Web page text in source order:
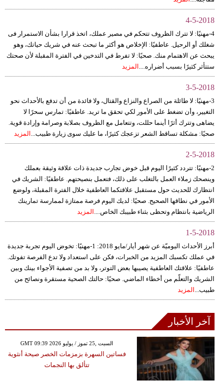
4-5-2018
4-مهنيًا: لا تترك الظروف تتحكم في مصير عملك، اتخذ قرارا بشأن الاستمرار فى
شغلك أو الرحيل. عاطفيًا: الإخلاص هو أكثر ما تبحث عنه في شريك حياتك، وهو
يبحث عن الاهتمام منك. صحيًا: لا تفرط في التدخين في الفترة المقبلة لأن صحتك
ستتأثر كثيرًا بسبب أضراره.... المزيد
3-5-2018
3-مهنيًا: لا طائلة من الصراع والنزاع والقتال، ولا فائدة من أن تدفع بالأحداث نحو
التغيير، وأن تضغط على الأمور لكي تحقق ما تريد. عاطفيًا: تمارس سحرًا لا
يضاهى وتترك أثرًا أينما حللت، وتتعامل مع الظروف بصلابة وصرامة وإرادة قوية.
صحيًا: مشكلة تساقط الشعر تزعجك كثيرًا، ما عليك سوى زيارة طبيب... المزيد
2-5-2018
2-مهنيًا: تتردد كثيرًا اليوم قبل خوض تجارب جديدة ذات علاقة وثيقة بعملك
وينصحك زملاء العمل بالتغلب على ذلك، فتعمل بنصيحتهم. عاطفيًا: الشريك في
انتظارك للحديث حول مستقبل علاقتكما العاطفية خلال الفترة المقبلة، ولوضع
الأمور في نطاقها الصحيح. صحيًا: لديك اليوم فرصة ممتازة لممارسة تمارينك
الرياضية بانتظام وتحظى بثناء طبيبك الخاص.... المزيد
1-5-2018
أبرز الأحداث اليوميّة عن شهر أيار/مايو 2018: 1-مهنيًا: تخوض اليوم تجربة جديدة
في عملك تكسبك المزيد من الخبرات، فكن على استعداد ولا تدع الفرصة تفوتك.
عاطفيًا: علاقتك العاطفية يصيبها بعض التوتر، ولا بد من تصفية الأجواء بينك وبين
الشريك والتعلّم من أخطاء الماضي. صحيًا: حالتك الصحية مستقرة ونصائح من
طبيب... المزيد
آخر الأخبار
GMT 09:39 2026 السبت ,25 تموز / يوليو
فساتين السهرة بزمزمات الخصر صيحة أنثوية
تتألق بها النجمات